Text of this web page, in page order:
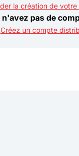
la création de
n'avez pas de
Créez un compte